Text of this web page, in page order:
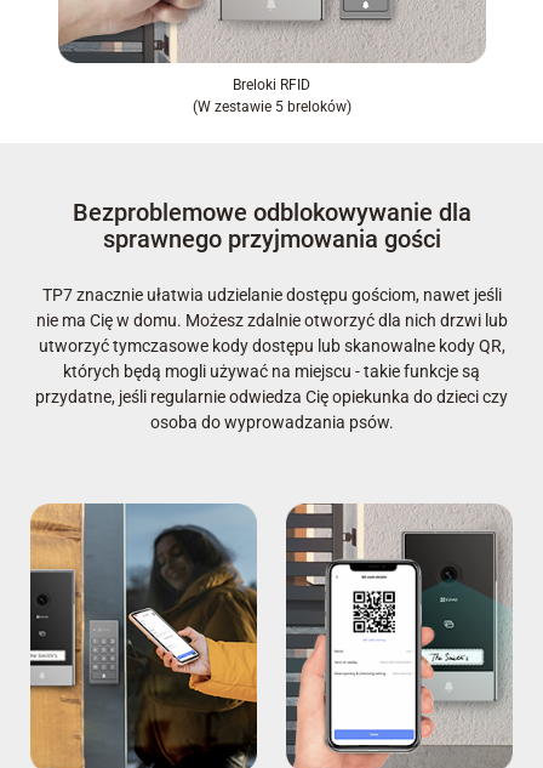
Breloki RFID
(W zestawie 5 breloków)
Bezproblemowe odblokowywanie dla
sprawnego przyjmowania gości
TP7 znacznie ułatwia udzielanie dostępu gościom, nawet jeśli
nie ma Cię w domu. Możesz zdalnie otworzyć dla nich drzwi lub
utworzyć tymczasowe kody dostępu lub skanowalne kody QR,
których będą mogli używać na miejscu - takie funkcje są
przydatne, jeśli regularnie odwiedza Cię opiekunka do dzieci czy
osoba do wyprowadzania psów.